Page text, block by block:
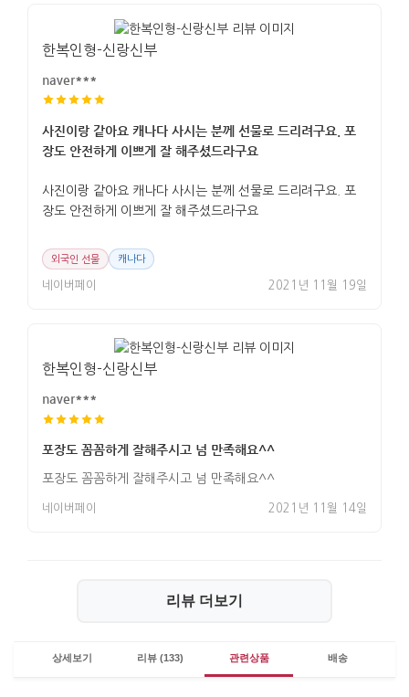
한복인형-신랑신부
naver***
사진이랑 같아요 캐나다 사시는 분께 선물로 드리려구요. 포
장도 안전하게 이쁘게 잘 해주셨드라구요
사진이랑 같아요 캐나다 사시는 분께 선물로 드리려구요. 포
장도 안전하게 이쁘게 잘 해주셨드라구요
외국인 선물 캐나다
네이버페이 2021년 11월 19일
한복인형-신랑신부
naver***
포장도 꼼꼼하게 잘해주시고 넘 만족해요^^
포장도 꼼꼼하게 잘해주시고 넘 만족해요^^
네이버페이 2021년 11월 14일
리뷰 더보기
상세보기 리뷰 (133) 관련상품 배송